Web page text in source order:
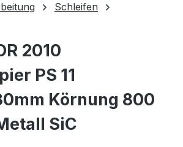
Schleifen
2010
PS 11
Körnung 800
SiC